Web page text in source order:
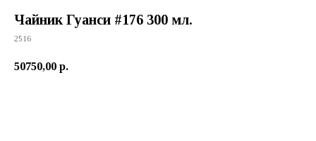
Чайник Гуанси #176 300 мл.
2516
50750,00 р.